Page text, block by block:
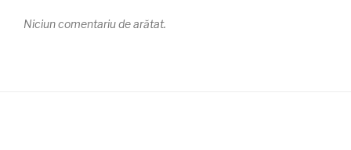
Niciun comentariu de arătat.